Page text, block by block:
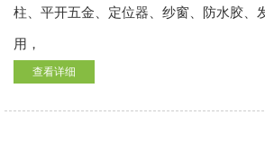
柱、平开五金、定位器、纱窗、防水胶、
用，
查看详细